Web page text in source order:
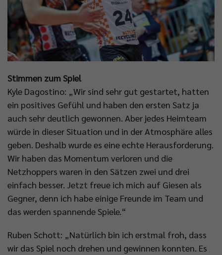
Stimmen zum Spiel
Kyle Dagostino: „Wir sind sehr gut gestartet, hatten
ein positives Gefühl und haben den ersten Satz ja
auch sehr deutlich gewonnen. Aber jedes Heimteam
würde in dieser Situation und in der Atmosphäre alles
geben. Deshalb wurde es eine echte Herausforderung.
Wir haben das Momentum verloren und die
Netzhoppers waren in den Sätzen zwei und drei
einfach besser. Jetzt freue ich mich auf Giesen als
Gegner, denn ich habe einige Freunde im Team und
das werden spannende Spiele.“
Ruben Schott: „Natürlich bin ich erstmal froh, dass
wir das Spiel noch drehen und gewinnen konnten. Es